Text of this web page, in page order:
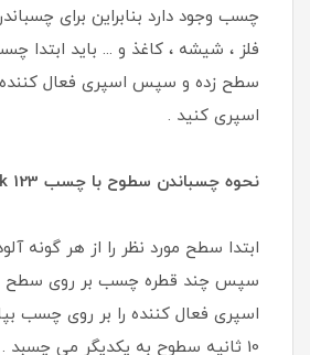
چسب وجود دارد بنابراین برای
فلز ، شیشه ، کاغذ و ... باید ابتدا
سطح زده و سپس اسپری فعال کننده
اسپری کنید .
نحوه چسباندن سطوح با چسب 123 nitro turk
ابتدا سطح مورد نظر را از هر گونه
سپس چند قطره چسب بر روی سطح
اسپری فعال کننده را بر روی چسب
10 ثانیه سطوح به یکدیگر می چسبد .